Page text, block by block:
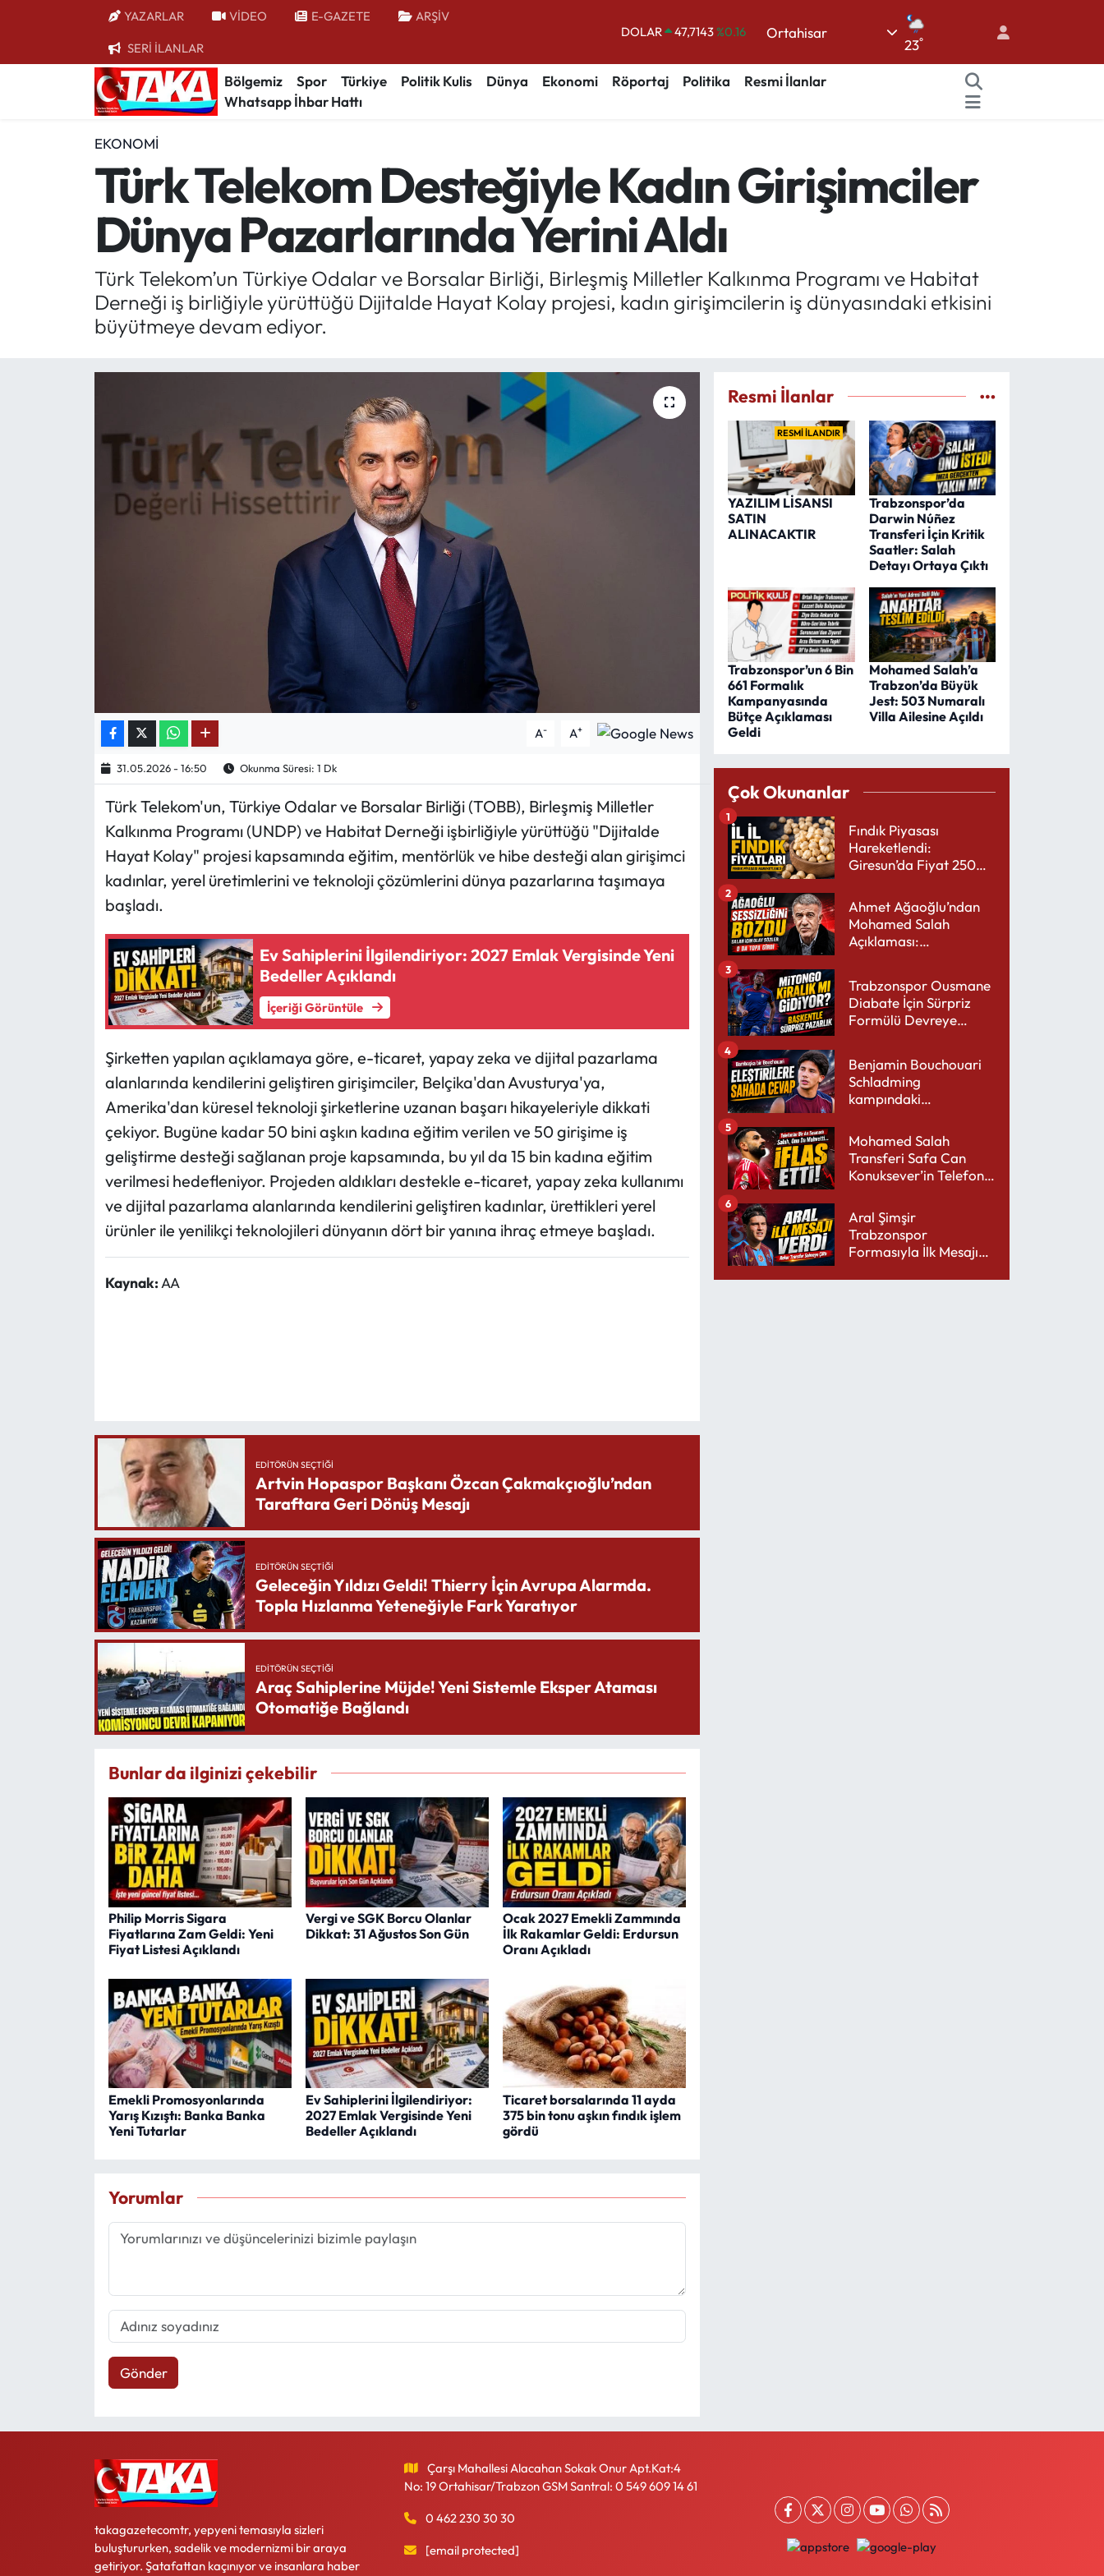
YAZARLAR VİDEO E-GAZETE ARŞİV
SERİ İLANLAR
DOLAR 47,7143%0.16
EURO
55,0317%-0.02
STERLİN
64,2463%0.07
BITCOIN
64.225,61 %-0.63
Ortahisar
23°
Bölgemiz Spor Türkiye Politik Kulis Dünya Ekonomi Röportaj Politika
Resmi İlanlar
Whatsapp İhbar Hattı
EKONOMI
Türk Telekom Desteğiyle Kadın Girişimciler
Dünya Pazarlarında Yerini Aldı
Türk Telekom’un Türkiye Odalar ve Borsalar Birliği, Birleşmiş Milletler Kalkınma Programı ve Habitat
Derneği iş birliğiyle yürüttüğü Dijitalde Hayat Kolay projesi, kadın girişimcilerin iş dünyasındaki etkisini
büyütmeye devam ediyor.
A- A+
31.05.2026 - 16:50 Okunma Süresi: 1 Dk
Türk Telekom'un, Türkiye Odalar ve Borsalar Birliği (TOBB), Birleşmiş Milletler
Kalkınma Programı (UNDP) ve Habitat Derneği işbirliğiyle yürüttüğü "Dijitalde
Hayat Kolay" projesi kapsamında eğitim, mentörlük ve hibe desteği alan girişimci
kadınlar, yerel üretimlerini ve teknoloji çözümlerini dünya pazarlarına taşımaya
başladı.
Ev Sahiplerini İlgilendiriyor: 2027 Emlak Vergisinde Yeni
Bedeller Açıklandı
İçeriği Görüntüle
Şirketten yapılan açıklamaya göre, e-ticaret, yapay zeka ve dijital pazarlama
alanlarında kendilerini geliştiren girişimciler, Belçika'dan Avusturya'ya,
Amerika'dan küresel teknoloji şirketlerine uzanan başarı hikayeleriyle dikkati
çekiyor. Bugüne kadar 50 bini aşkın kadına eğitim verilen ve 50 girişime iş
geliştirme desteği sağlanan proje kapsamında, bu yıl da 15 bin kadına eğitim
verilmesi hedefleniyor. Projeden aldıkları destekle e-ticaret, yapay zeka kullanımı
ve dijital pazarlama alanlarında kendilerini geliştiren kadınlar, ürettikleri yerel
ürünler ile yenilikçi teknolojileri dünyanın dört bir yanına ihraç etmeye başladı.
Kaynak:AA
EDITÖRÜN SEÇTIĞI
Artvin Hopaspor Başkanı Özcan Çakmakçıoğlu’ndan
Taraftara Geri Dönüş Mesajı
EDITÖRÜN SEÇTIĞI
Geleceğin Yıldızı Geldi! Thierry İçin Avrupa Alarmda.
Topla Hızlanma Yeteneğiyle Fark Yaratıyor
EDITÖRÜN SEÇTIĞI
Araç Sahiplerine Müjde! Yeni Sistemle Eksper Ataması
Otomatiğe Bağlandı
Bunlar da ilginizi çekebilir
Philip Morris Sigara
Fiyatlarına Zam Geldi: Yeni
Fiyat Listesi Açıklandı
Vergi ve SGK Borcu Olanlar
Dikkat: 31 Ağustos Son Gün
Ocak 2027 Emekli Zammında
İlk Rakamlar Geldi: Erdursun
Oranı Açıkladı
Emekli Promosyonlarında
Yarış Kızıştı: Banka Banka
Yeni Tutarlar
Ev Sahiplerini İlgilendiriyor:
2027 Emlak Vergisinde Yeni
Bedeller Açıklandı
Ticaret borsalarında 11 ayda
375 bin tonu aşkın fındık işlem
gördü
Yorumlar
Gönder
Resmi İlanlar
RESMİ İLANDIR
YAZILIM LİSANSI
SATIN
ALINACAKTIR
Trabzonspor’da
Darwin Núñez
Transferi İçin Kritik
Saatler: Salah
Detayı Ortaya Çıktı
Trabzonspor’un 6 Bin
661 Formalık
Kampanyasında
Bütçe Açıklaması
Geldi
Mohamed Salah’a
Trabzon’da Büyük
Jest: 503 Numaralı
Villa Ailesine Açıldı
Çok Okunanlar
Fındık Piyasası
Hareketlendi:
Giresun’da Fiyat 250
1
Ahmet Ağaoğlu’ndan
Mohamed Salah
Açıklaması:
Yakışır
2
Trabzonspor Ousmane
Diabate İçin Sürpriz
Formülü Devreye
3
Benjamin Bouchouari
Schladming
kampındaki
4
Mohamed Salah
Transferi Safa Can
Konuksever’in Telefon
5
Aral Şimşir
Trabzonspor
Formasıyla İlk Mesajını
6
takagazetecomtr, yepyeni temasıyla sizleri
buluştururken, sadelik ve modernizmi bir araya
getiriyor. Şatafattan kaçınıyor ve insanlara haber
Çarşı Mahallesi Alacahan Sokak Onur Apt.Kat:4
No: 19 Ortahisar/Trabzon GSM Santral: 0 549 609 14 61
0 462 230 30 30
[email protected]
Bölgemiz
Politik Kulis
Röportaj
Mektup Galeri
Ekonomi
Trabzon Nöbetçi Eczaneler
Trabzon Hava Durumu
Trabzon Trafik Yoğunluk Haritası
Süper Lig Puan Durumu ve Fikstür
Tüm Manşetler
Son Dakika Haberleri
Haber Arşivi